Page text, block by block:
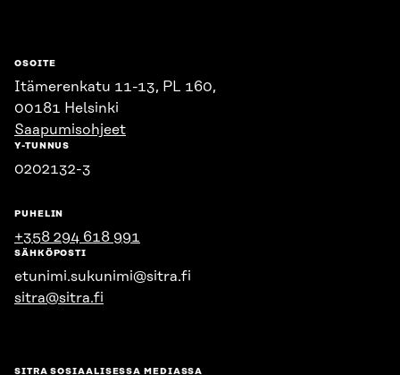
OSOITE
Itämerenkatu 11-13, PL 160,
00181 Helsinki
Saapumisohjeet
Y-TUNNUS
0202132-3
PUHELIN
+358 294 618 991
SÄHKÖPOSTI
etunimi.sukunimi@sitra.fi
sitra@sitra.fi
SITRA SOSIAALISESSA MEDIASSA